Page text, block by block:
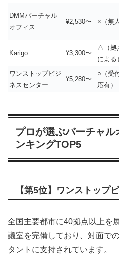
DMMバーチャル
オフィス
¥2,530〜 ×（無人
Karigo ¥3,300〜
△（拠
による）
ワンストップビジ
ネスセンター
¥5,280〜
○（受
応有）
プロが選ぶバーチャル
ンキングTOP5
【第5位】ワンストップ
全国主要都市に40拠点以上を
議室を完備しており、対面で
タントに支持されています。